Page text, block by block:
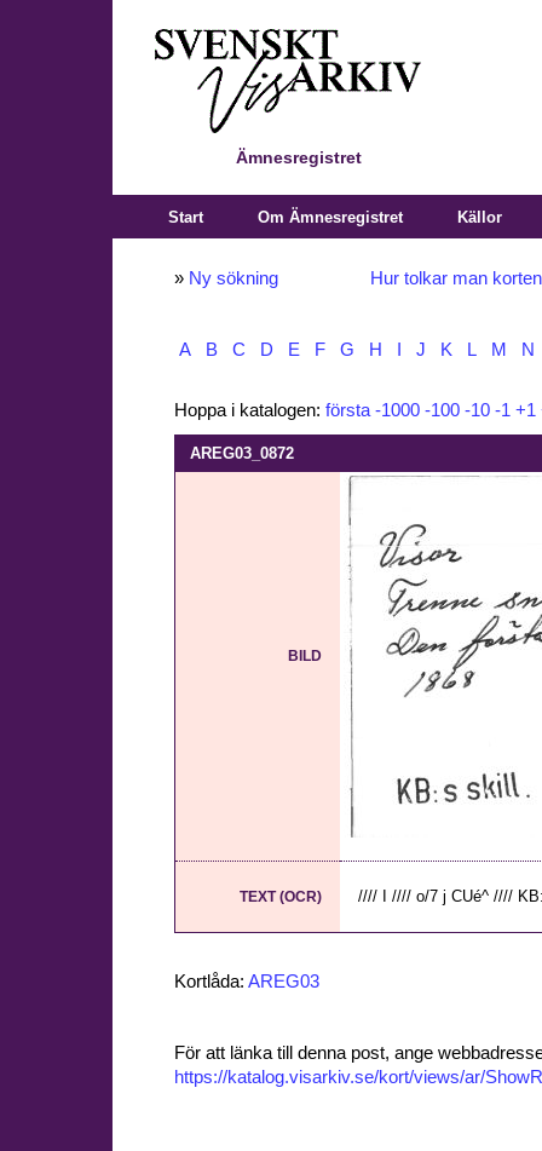
Ämnesregistret
Start Om Ämnesregistret Källor
» Ny sökning Hur tolkar man
A B C D E F G H J K L M N
Hoppa i katalogen: första -1000 -100 -10 -1 +1
AREG03_0872
BILD
TEXT (OCR) //// I //// o/7 j CUé^ ////
Kortlåda: AREG03
För att länka till denna post, ange
https://katalog.visarkiv.se/kort/views/ar/